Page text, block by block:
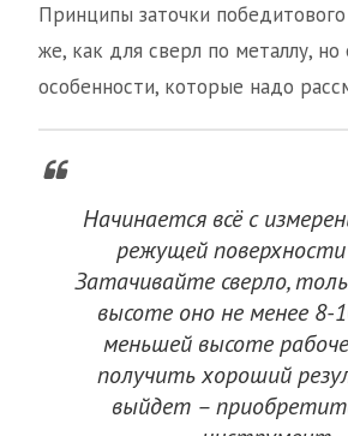
Принципы заточки
же, как для сверл по металлу, но
особенности, которые надо
Начинается всё с
режущей поверхности
Затачивайте сверло,
высоте оно не менее 8-
меньшей высоте
получить хороший
выйдет –